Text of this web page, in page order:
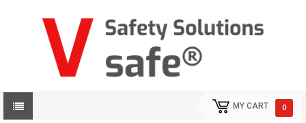
MY CART 0